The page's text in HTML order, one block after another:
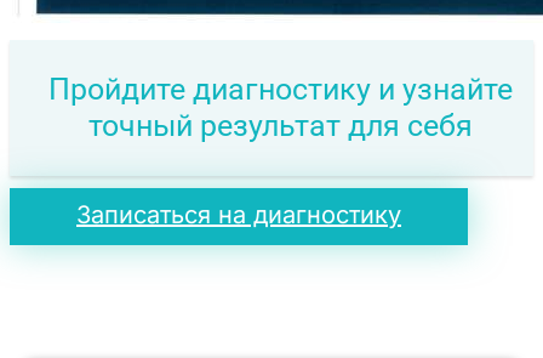
Пройдите диагностику и узнайте
точный результат для себя
Записаться на диагностику